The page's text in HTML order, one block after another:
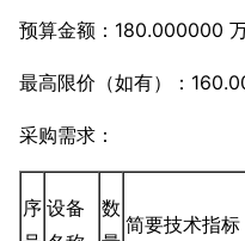
预算金额：180.000000 万
最高限价（如有）：
采购需求：
序 设备
数
简要技术指标